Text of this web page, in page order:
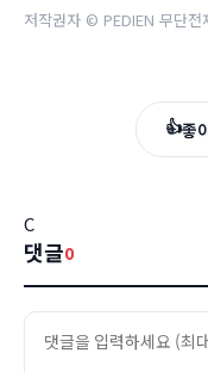
저작권자 © PEDIEN 무단전
👍좋
C
댓글0